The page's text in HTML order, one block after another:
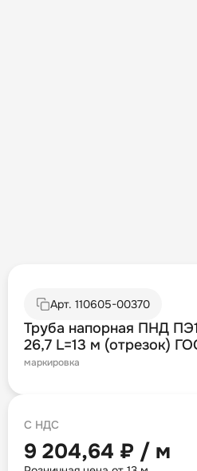
Арт. 110605-00370
Труба напорная ПНД
26,7 L=13 м (отрезок)
маркировка
С НДС
9 204,64 ₽ / м